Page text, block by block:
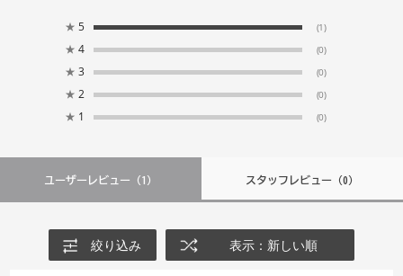
★ 5 (1)
★ 4 (0)
★ 3 (0)
★ 2 (0)
★ 1 (0)
ユーザーレビュー （1） スタッフレビュー（0）
絞り込み 表示：新しい順